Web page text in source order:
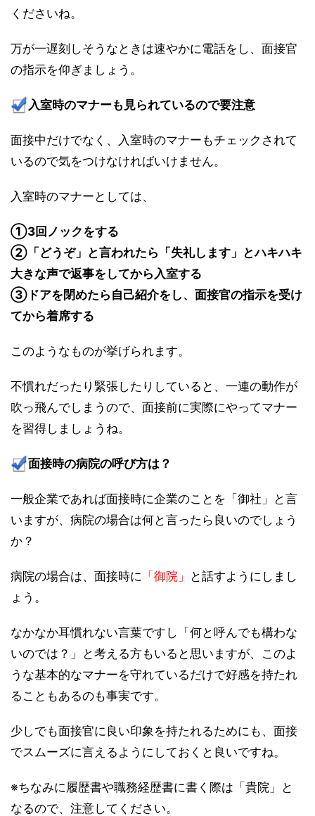
くださいね。
万が一遅刻しそうなときは速やかに電話をし、面接官
の指示を仰ぎましょう。
入室時のマナーも見られているので要注意
面接中だけでなく、入室時のマナーもチェックされて
いるので気をつけなければいけません。
入室時のマナーとしては、
①3回ノックをする
②「どうぞ」と言われたら「失礼します」とハキハキ
大きな声で返事をしてから入室する
③ドアを閉めたら自己紹介をし、面接官の指示を受け
てから着席する
このようなものが挙げられます。
不慣れだったり緊張したりしていると、一連の動作が
吹っ飛んでしまうので、面接前に実際にやってマナー
を習得しましょうね。
面接時の病院の呼び方は？
一般企業であれば面接時に企業のことを「御社」と言
いますが、病院の場合は何と言ったら良いのでしょう
か？
病院の場合は、面接時に 「御院」
と話すようにしまし
ょう。
なかなか耳慣れない言葉ですし「何と呼んでも構わな
いのでは？」と考える方もいると思いますが、このよ
うな基本的なマナーを守れているだけで好感を持たれ
ることもあるのも事実です。
少しでも面接官に良い印象を持たれるためにも、面接
でスムーズに言えるようにしておくと良いですね。
※ちなみに履歴書や職務経歴書に書く際は「貴院」と
なるので、注意してください。